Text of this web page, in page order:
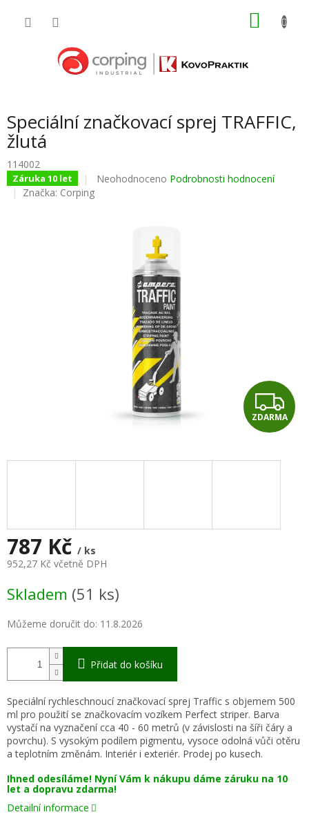
Speciální značkovací sprej TRAFFIC,
žlutá
114002
Záruka 10 let
Průměrné
hvězdiček.
Neohodnoceno Podrobnosti hodnocení
Značka: Corping
Z
D
ZDARMA
787 Kč / ks
952,27 Kč včetně DPH
cena:
Skladem (51 ks)
Můžeme doručit do: 11.8.2026
Přidat do košíku
Speciální rychleschnoucí značkovací sprej Traffic s objemem 500
ml pro použití se značkovacím vozíkem Perfect striper. Barva
vystačí na vyznačení cca 40 - 60 metrů (v závislosti na šíři čáry a
povrchu). S vysokým podílem pigmentu, vysoce odolná vůči otěru
a teplotním změnám. Interiér i exteriér. Prodej po kusech.
Ihned odesíláme! Nyní Vám k nákupu dáme záruku na 10
let a dopravu zdarma!
Detailní informace